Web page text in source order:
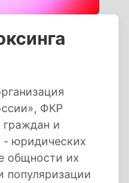
ФКР
граждан и
- юридических
общности их
популяризации